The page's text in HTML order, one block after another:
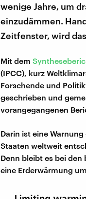
wenige Jahre, um
einzudämmen.
Zeitfenster, wird
Mit dem
(IPCC), kurz
Forschende und
geschrieben und
vorangegangenen
Darin ist eine
Staaten weltweit
Denn bleibt es bei
eine Erderwärmung